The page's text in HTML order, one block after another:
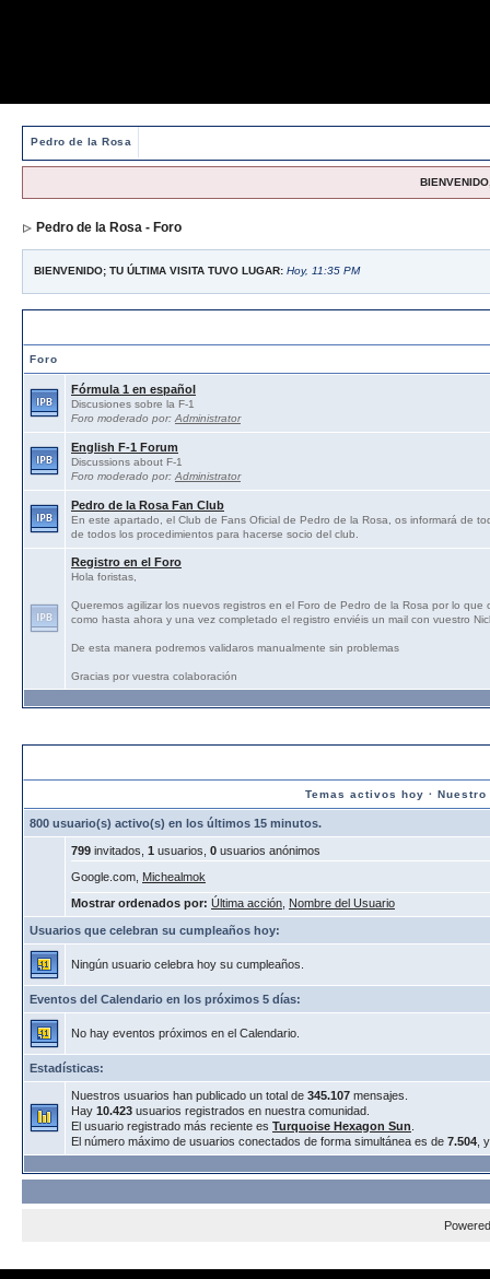
Pedro de la Rosa
Pedro de la Rosa - Foro
BIENVENIDO; TU ÚLTIMA VISITA TUVO LUGAR: Hoy, 11:35 PM
Foro
Fórmula 1 en español
Discusiones sobre la F-1
Foro moderado por: Administrator
English F-1 Forum
Discussions about F-1
Foro moderado por: Administrator
Pedro de la Rosa Fan Club
En este apartado, el Club de Fans Oficial de Pedro de la Rosa, os informará de
de todos los procedimientos para hacerse socio del club.
Registro en el Foro
Hola foristas,
Queremos agilizar los nuevos registros en el Foro de Pedro de la Rosa por lo
como hasta ahora y una vez completado el registro enviéis un mail con vuestro
De esta manera podremos validaros manualmente sin problemas
Gracias por vuestra colaboración
Temas activos hoy · Nuestro
800 usuario(s) activo(s) en los últimos 15 minutos.
799 invitados, 1 usuarios, 0 usuarios anónimos
Google.com, Michealmok
Mostrar ordenados por: Última acción Nombre del Usuario
Usuarios que celebran su cumpleaños hoy:
Ningún usuario celebra hoy su cumpleaños.
Eventos del Calendario en los próximos 5 días:
No hay eventos próximos en el Calendario.
Estadísticas:
Nuestros usuarios han publicado un total de 345.107 mensajes.
Hay 10.423 usuarios registrados en nuestra comunidad.
El usuario registrado más reciente es Turquoise Hexagon Sun
El número máximo de usuarios conectados de forma simultánea es de 7.504 ,